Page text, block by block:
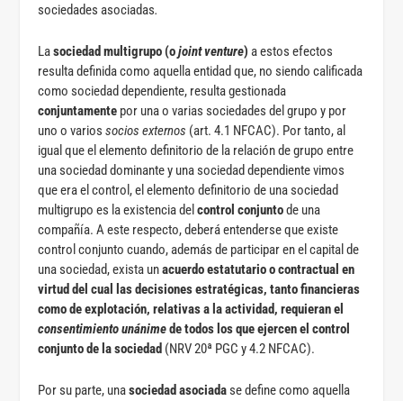
sociedades asociadas.
Lasociedad multigrupo (ojoint venture) a estos efectos
resulta definida como aquella entidad que, no siendo calificada
como sociedad dependiente, resulta gestionada
conjuntamente por una o varias sociedades del grupo y por
uno o variossocios externos (art. 4.1 NFCAC). Por tanto, al
igual que el elemento definitorio de la relación de grupo entre
una sociedad dominante y una sociedad dependiente vimos
que era el control, el elemento definitorio de una sociedad
multigrupo es la existencia delcontrol conjuntode una
compañía. A este respecto, deberá entenderse que existe
control conjunto cuando, además de participar en el capital de
una sociedad, exista unacuerdo estatutario o contractual en
virtud del cual las decisiones estratégicas, tanto financieras
como de explotación, relativas a la actividad, requieran el
consentimiento unánimede todos los que ejercen el control
conjunto de la sociedad (NRV 20ª PGC y 4.2 NFCAC).
Por su parte, unasociedad asociadase define como aquella